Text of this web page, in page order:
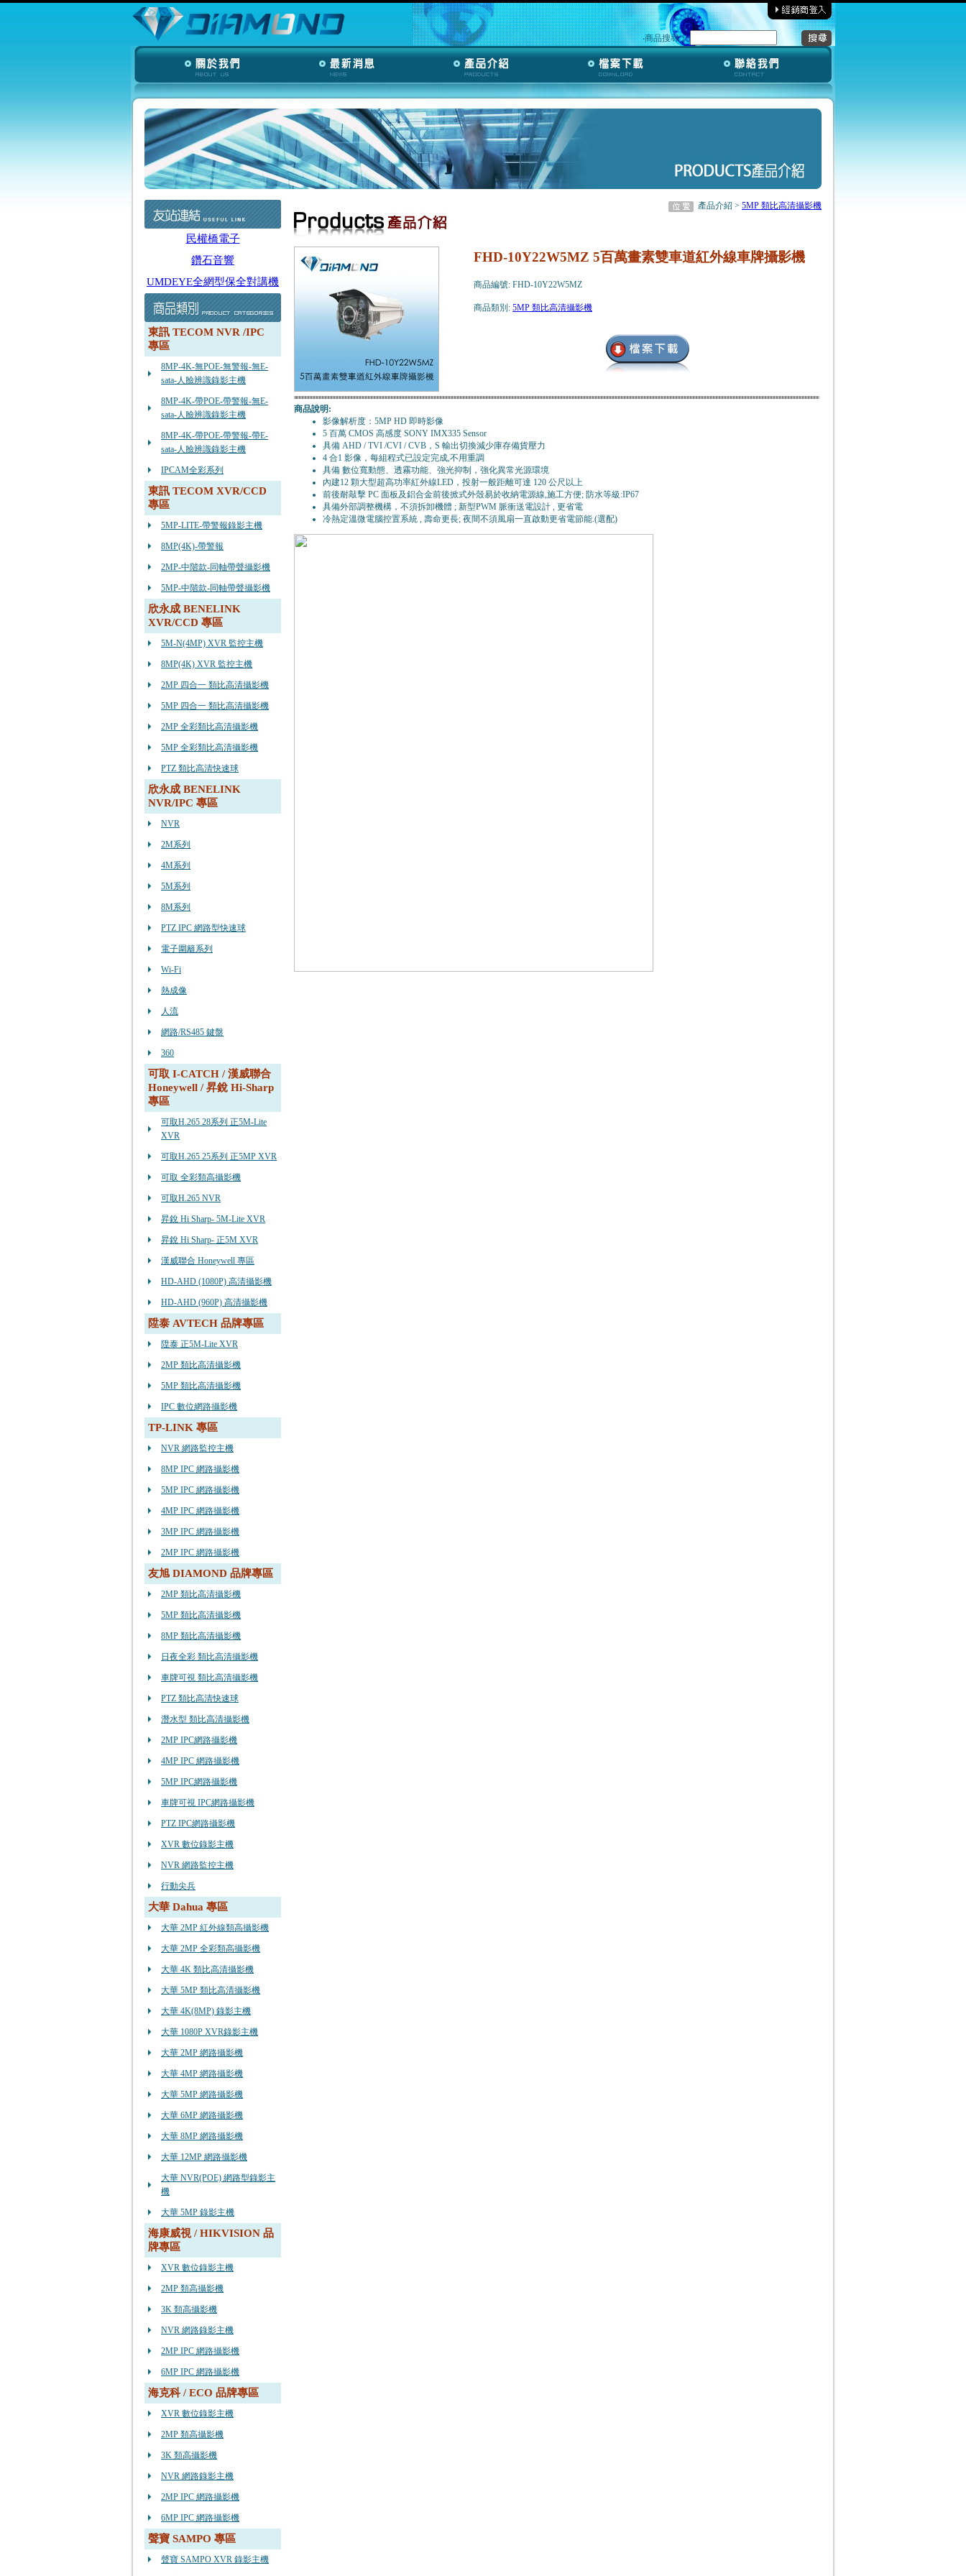
‧商品搜尋︰
民權橋電子
鑽石音響
UMDEYE全網型保全對講機
東訊 TECOM NVR /IPC
專區
8MP-4K-無POE-無警報-無E-
sata-人臉辨識錄影主機
8MP-4K-帶POE-帶警報-無E-
sata-人臉辨識錄影主機
8MP-4K-帶POE-帶警報-帶E-
sata-人臉辨識錄影主機
IPCAM全彩系列
東訊 TECOM XVR/CCD
專區
5MP-LITE-帶警報錄影主機
8MP(4K)-帶警報
2MP-中階款-同軸帶聲攝影機
5MP-中階款-同軸帶聲攝影機
欣永成 BENELINK
XVR/CCD 專區
5M-N(4MP) XVR 監控主機
8MP(4K) XVR 監控主機
2MP 四合一 類比高清攝影機
5MP 四合一 類比高清攝影機
2MP 全彩類比高清攝影機
5MP 全彩類比高清攝影機
PTZ 類比高清快速球
欣永成 BENELINK
NVR/IPC 專區
NVR
2M系列
4M系列
5M系列
8M系列
PTZ IPC 網路型快速球
電子圍籬系列
Wi-Fi
熱成像
人流
網路/RS485 鍵盤
360
可取 I-CATCH / 漢威聯合
Honeywell / 昇銳 Hi-Sharp
專區
可取H.265 28系列 正5M-Lite
XVR
可取H.265 25系列 正5MP XVR
可取 全彩類高攝影機
可取H.265 NVR
昇銳 Hi Sharp- 5M-Lite XVR
昇銳 Hi Sharp- 正5M XVR
漢威聯合 Honeywell 專區
HD-AHD (1080P) 高清攝影機
HD-AHD (960P) 高清攝影機
陞泰 AVTECH 品牌專區
陞泰 正5M-Lite XVR
2MP 類比高清攝影機
5MP 類比高清攝影機
IPC 數位網路攝影機
TP-LINK 專區
NVR 網路監控主機
8MP IPC 網路攝影機
5MP IPC 網路攝影機
4MP IPC 網路攝影機
3MP IPC 網路攝影機
2MP IPC 網路攝影機
友旭 DIAMOND 品牌專區
2MP 類比高清攝影機
5MP 類比高清攝影機
8MP 類比高清攝影機
日夜全彩 類比高清攝影機
車牌可視 類比高清攝影機
PTZ 類比高清快速球
潛水型 類比高清攝影機
2MP IPC網路攝影機
4MP IPC 網路攝影機
5MP IPC網路攝影機
車牌可視 IPC網路攝影機
PTZ IPC網路攝影機
XVR 數位錄影主機
NVR 網路監控主機
行動尖兵
大華 Dahua 專區
大華 2MP 紅外線類高攝影機
大華 2MP 全彩類高攝影機
大華 4K 類比高清攝影機
大華 5MP 類比高清攝影機
大華 4K(8MP) 錄影主機
大華 1080P XVR錄影主機
大華 2MP 網路攝影機
大華 4MP 網路攝影機
大華 5MP 網路攝影機
大華 6MP 網路攝影機
大華 8MP 網路攝影機
大華 12MP 網路攝影機
大華 NVR(POE) 網路型錄影主
機
大華 5MP 錄影主機
海康威視 / HIKVISION 品
牌專區
XVR 數位錄影主機
2MP 類高攝影機
3K 類高攝影機
NVR 網路錄影主機
2MP IPC 網路攝影機
6MP IPC 網路攝影機
海克科 / ECO 品牌專區
XVR 數位錄影主機
2MP 類高攝影機
3K 類高攝影機
NVR 網路錄影主機
2MP IPC 網路攝影機
6MP IPC 網路攝影機
聲寶 SAMPO 專區
聲寶 SAMPO XVR 錄影主機
產品介紹 > 5MP 類比高清攝影機
FHD-10Y22W5MZ 5百萬畫素雙車道紅外線車牌攝影機
商品編號: FHD-10Y22W5MZ
商品類別: 5MP 類比高清攝影機
商品說明:
影像解析度：5MP HD 即時影像
5 百萬 CMOS 高感度 SONY IMX335 Sensor
具備 AHD / TVI /CVI / CVB，S 輸出切換減少庫存備貨壓力
4 合1 影像，每組程式已設定完成,不用重調
具備 數位寬動態、透霧功能、強光抑制，強化異常光源環境
內建12 顆大型超高功率紅外線LED，投射一般距離可達 120 公尺以上
前後耐敲擊 PC 面板及鋁合金前後掀式外殼易於收納電源線,施工方便; 防水等級:IP67
具備外部調整機構，不須拆卸機體 ; 新型PWM 脈衝送電設計 , 更省電
冷熱定溫微電腦控置系統 , 壽命更長; 夜間不須風扇一直啟動更省電節能.(選配)